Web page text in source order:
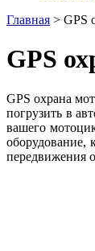
Главная > GPS
GPS
GPS охрана
погрузить в
вашего
оборудование,
передвижения